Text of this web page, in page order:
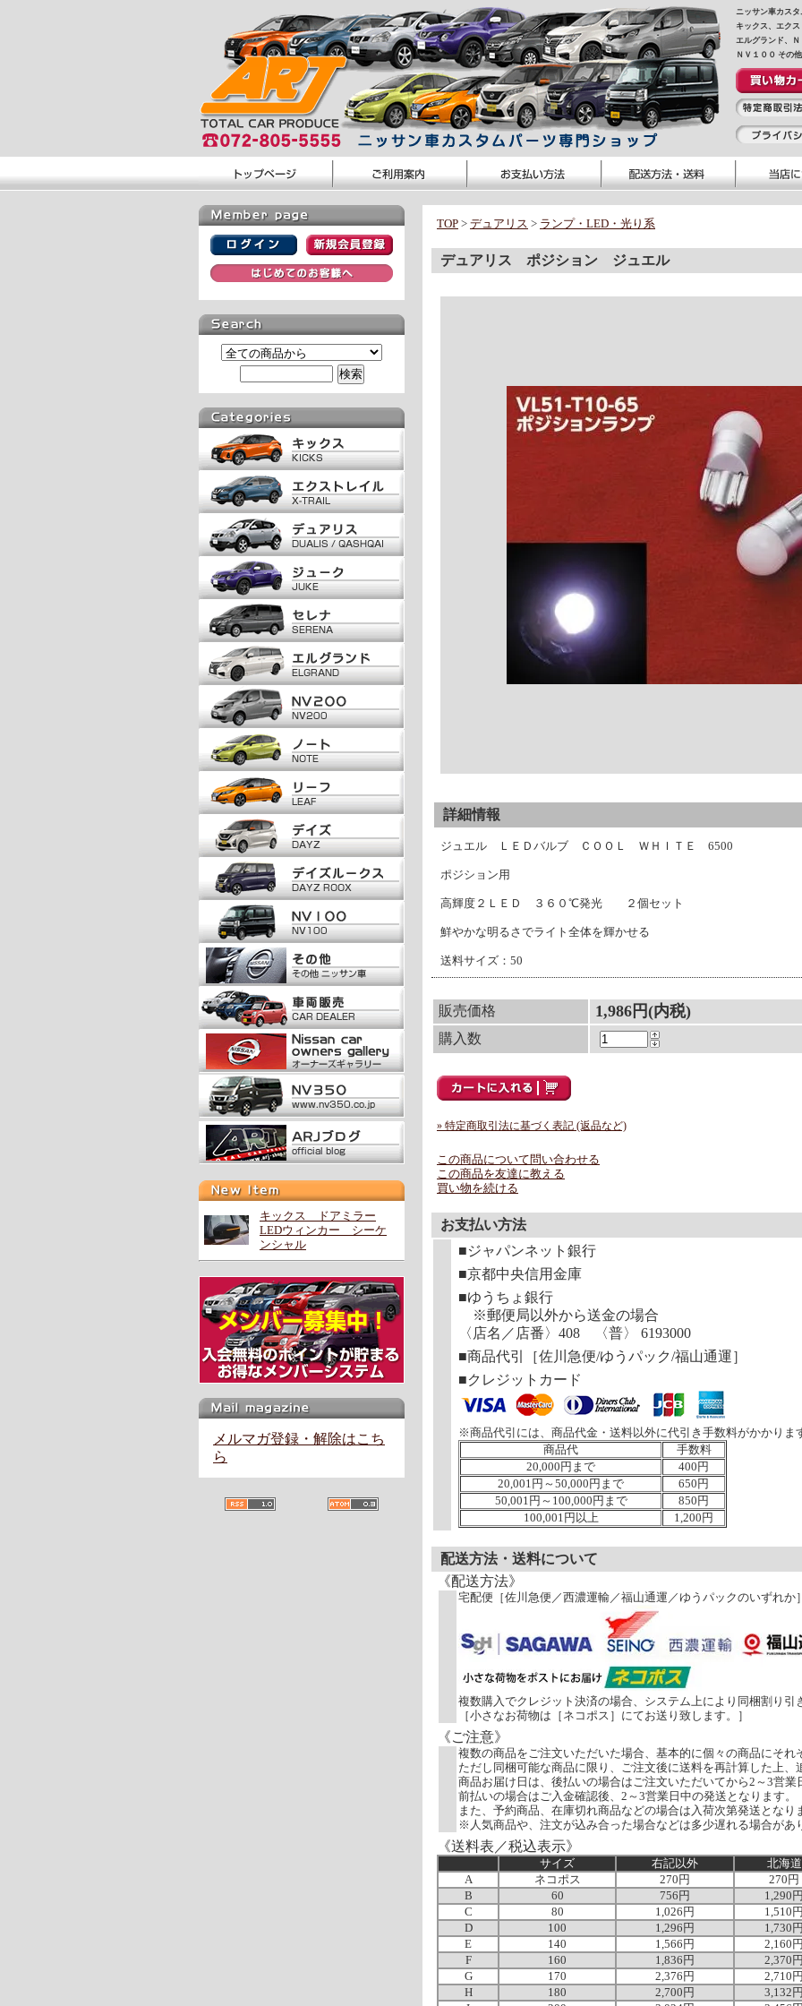
ニッサン車カス
キックス、エク
エルグランド、
ＮＶ１００ その
キックス ドアミラー
LEDウィンカー シーケ
ンシャル
メルマガ登録・解除はこち
ら
TOP > デュアリス > ランプ・LED・光り系
デュアリス ポジション ジュエル
詳細情報
ジュエル ＬＥＤバルブ ＣＯＯＬ ＷＨＩＴＥ 6500
ポジション用
高輝度２ＬＥＤ ３６０℃発光 ２個セット
鮮やかな明るさでライト全体を輝かせる
送料サイズ：50
販売価格 1,986円(内税)
購入数
» 特定商取引法に基づく表記 (返品など)
この商品について問い合わせる
この商品を友達に教える
買い物を続ける
お支払い方法
■ジャパンネット銀行
■京都中央信用金庫
■ゆうちょ銀行
※郵便局以外から送金の場合
〈店名／店番〉408 〈普〉 6193000
■商品代引［佐川急便/ゆうパック/福山通運］
■クレジットカード
※商品代引には、商品代金・送料以外に代引き手数料がかかりま
商品代
手数料
20,000円まで
400円
20,001円～50,000円まで
650円
50,001円～100,000円まで
850円
100,001円以上
1,200円
配送方法・送料について
《配送方法》
宅配便［佐川急便／西濃運輸／福山通運／ゆうパックのいずれか
複数購入でクレジット決済の場合、システム上により同梱割り
［小さなお荷物は［ネコポス］にてお送り致します。］
《ご注意》
複数の商品をご注文いただいた場合、基本的に個々の商品にそれ
ただし同梱可能な商品に限り、ご注文後に送料を再計算した上、
商品お届け日は、後払いの場合はご注文いただいてから2～3営業
前払いの場合はご入金確認後、2～3営業日中の発送となります。
また、予約商品、在庫切れ商品などの場合は入荷次第発送となり
※人気商品や、注文が込み合った場合などは多少遅れる場合があ
《送料表／税込表示》
サイズ 右記以外
北海道
A
ネコポス 270円
270円
B
60 756円
1,290
C
80 1,026円
1,510
D
100 1,296円
1,730
E
140 1,566円
2,160
F
160 1,836円
2,370
G
170 2,376円
2,710
H
180 2,700円
3,132